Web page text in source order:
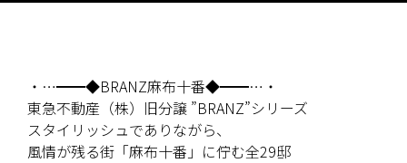
・…━━◆BRANZ麻布十番◆━━…・
東急不動産（株）旧分譲 ”BRANZ”シリーズ
スタイリッシュでありながら、
風情が残る街「麻布十番」に佇む全29邸